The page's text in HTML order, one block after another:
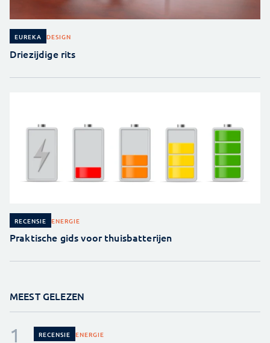
EUREKA DESIGN
Driezijdige rits
RECENSIE ENERGIE
Praktische gids voor thuisbatterijen
MEEST GELEZEN
RECENSIE ENERGIE